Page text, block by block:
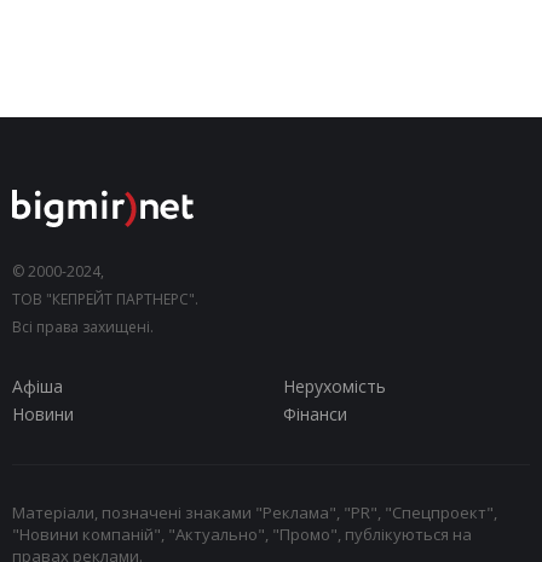
© 2000-2024,
ТОВ "КЕПРЕЙТ ПАРТНЕРС".
Всі права захищені.
Афіша
Нерухомість
Новини
Фінанси
Матеріали, позначені знаками "Реклама", "PR", "Спецпроект",
"Новини компаній", "Актуально", "Промо", публікуються на
правах реклами.